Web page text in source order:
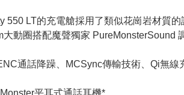
550 LT的充電艙採用了類似花崗岩材質的
大動圈搭配魔聲獨家 PureMonsterSound
通話降躁、MCSync傳輸技術、Qi無
平耳式通話耳機*